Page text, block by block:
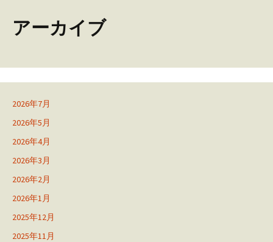
アーカイブ
2026年7月
2026年5月
2026年4月
2026年3月
2026年2月
2026年1月
2025年12月
2025年11月